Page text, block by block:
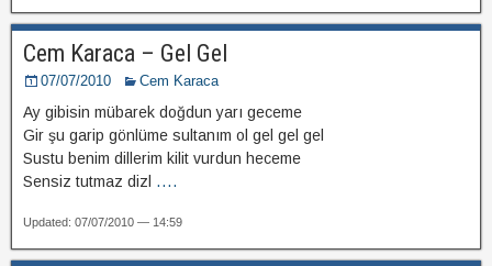
Cem Karaca – Gel Gel
07/07/2010 Cem Karaca
Ay gibisin mübarek doğdun yarı geceme
Gir şu garip gönlüme sultanım ol gel gel gel
Sustu benim dillerim kilit vurdun heceme
Sensiz tutmaz dizl ....
Updated: 07/07/2010 — 14:59